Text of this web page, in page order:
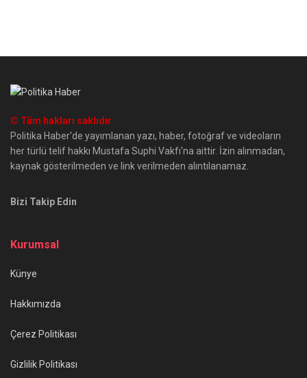
© Tüm hakları saklıdır
Politika Haber'de yayımlanan yazı, haber, fotoğraf ve videoların
her türlü telif hakkı Mustafa Suphi Vakfı'na aittir. İzin alınmadan,
kaynak gösterilmeden ve link verilmeden alıntılanamaz.
Bizi Takip Edin
Kurumsal
Künye
Hakkımızda
Çerez Politikası
Gizlilik Politikası